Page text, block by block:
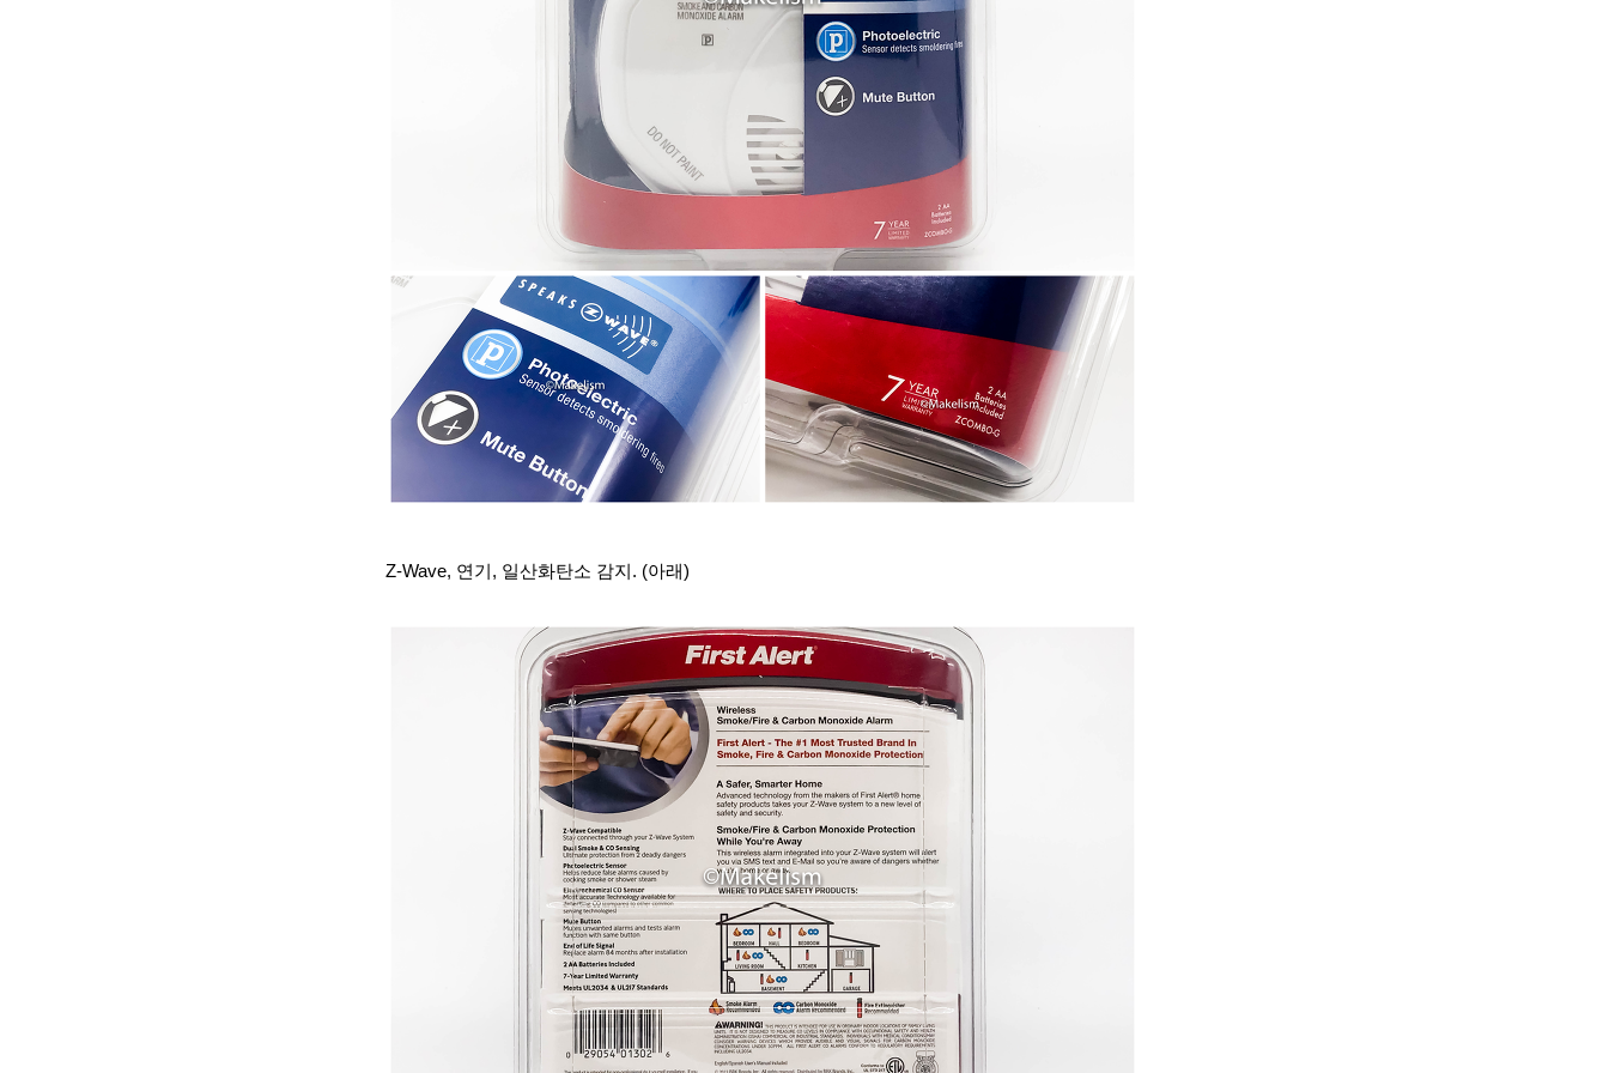
Z-Wave, 연기, 일산화탄소 감지. (아래)